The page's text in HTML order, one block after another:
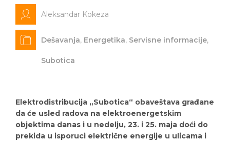
Aleksandar Kokeza
Dešavanja, Energetika, Servisne informacije,
Subotica
Elektrodistribucija „Subotica“ obaveštava građane
da će usled radova na elektroenergetskim
objektima danas i u nedelju, 23. i 25. maja doći do
prekida u isporuci električne energije u ulicama i